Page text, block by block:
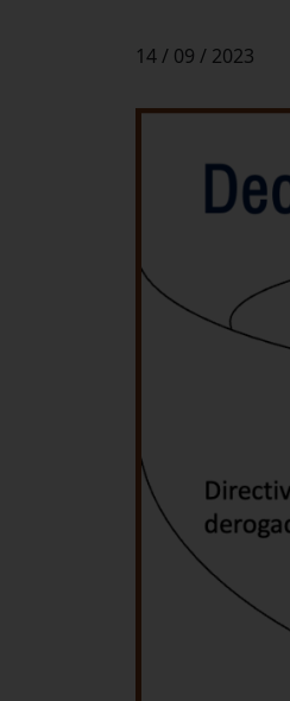
14 / 09 / 2023